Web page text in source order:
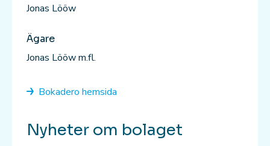
Jonas Lööw
Ägare
Jonas Lööw m.fl.
Bokadero hemsida
Nyheter om bolaget